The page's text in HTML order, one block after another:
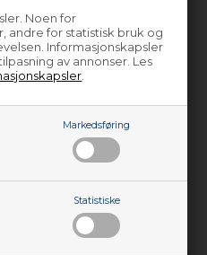
Noen for
andre for statistisk bruk og
Informasjonskapsler
av annonser. Les
Markedsføring
Statistiske
om varen?
)